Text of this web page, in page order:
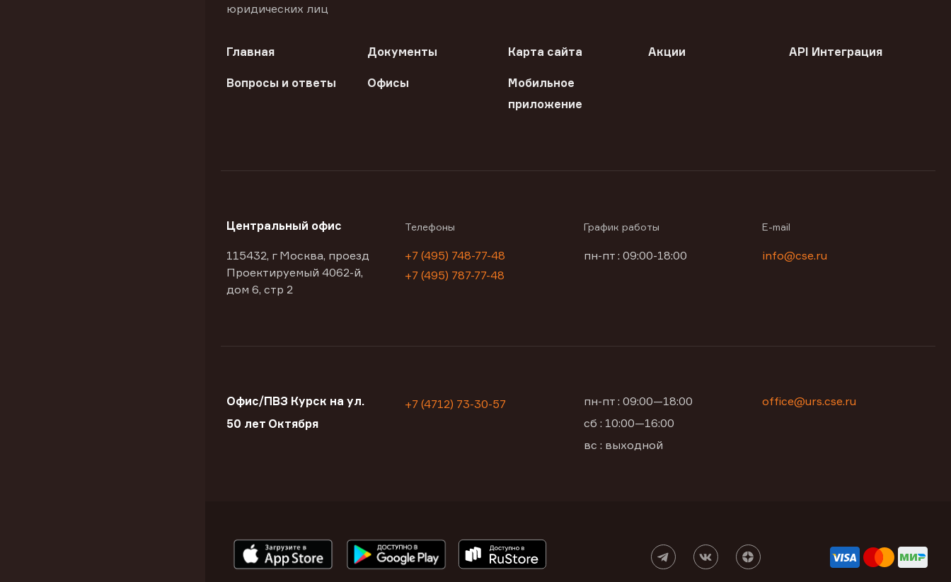
юридических лиц
Главная Документы Карта сайта Акции API Интеграция
Вопросы и ответы Офисы
Мобильное
приложение
Центральный офис
115432, г Москва, проезд
Проектируемый 4062-й,
дом 6, стр 2
Телефоны
+7 (495) 748-77-48
+7 (495) 787-77-48
График работы
пн-пт : 09:00-18:00
E-mail
info@cse.ru
Офис/ПВЗ Курск на ул.
50 лет Октября
+7 (4712) 73-30-57
пн-пт : 09:00—18:00
сб : 10:00—16:00
вс : выходной
office@urs.cse.ru